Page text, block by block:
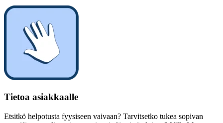
Tietoa asiakkaalle
Etsitkö helpotusta fyysiseen vaivaan? Tarvitsetko tukea sopivan